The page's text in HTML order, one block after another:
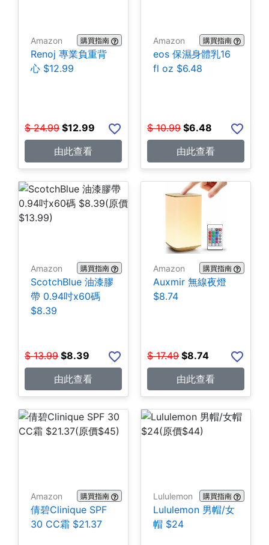
Amazon 購買指南
Renoj 專業負重背
心 $12.99
$ 24.99 $12.99
由此查看
Amazon 購買指南
eos 保濕身體乳16
fl oz $6.48
$ 10.99 $6.48
由此查看
Amazon 購買指南
ScotchBlue 油漆膠
帶 0.94吋x60碼
$8.39
$ 13.99 $8.39
由此查看
Amazon 購買指南
Auxmir 無線夜燈
$8.74
$ 17.49 $8.74
由此查看
Amazon 購買指南
倩碧Clinique SPF
30 CC霜 $21.37
Lululemon 購買指南
Lululemon 男帽/女
帽 $24